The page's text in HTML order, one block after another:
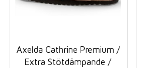
Axelda Cathrine Premium /
Extra Stötdämpande /